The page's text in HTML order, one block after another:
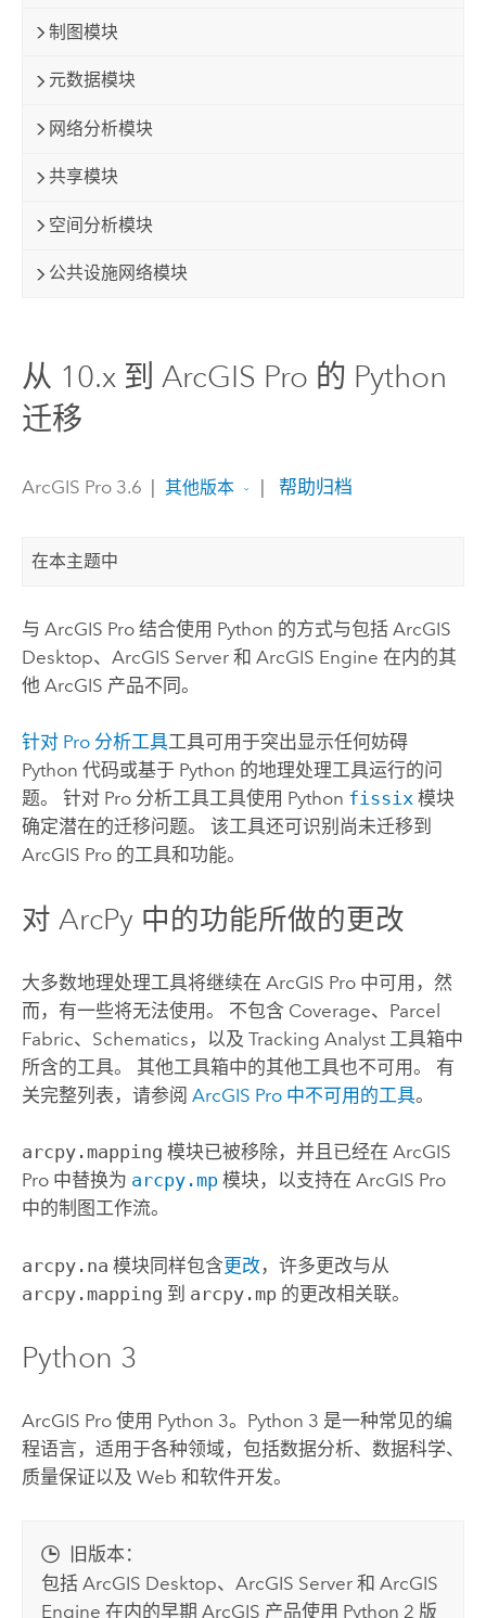
制图模块
元数据模块
网络分析模块
共享模块
空间分析模块
公共设施网络模块
从 10.x 到 ArcGIS Pro 的 Python
迁移
ArcGIS Pro 3.6 其他版本 帮助归档
在本主题中
与 ArcGIS Pro结合使用 Python 的方式与包括 ArcGIS
Desktop、 ArcGIS Server和 ArcGIS Engine 在内的其
他 ArcGIS 产品不同。
针对 Pro 分析工具工具可用于突出显示任何妨碍
Python 代码或基于 Python 的地理处理工具运行的问
题。 针对 Pro 分析工具工具使用 Python fissix模块
确定潜在的迁移问题。 该工具还可识别尚未迁移到
ArcGIS Pro的工具和功能。
对 ArcPy 中的功能所做的更改
大多数地理处理工具将继续在 ArcGIS Pro中可用，然
而，有一些将无法使用。 不包含 Coverage、Parcel
Fabric、Schematics，以及 Tracking Analyst 工具箱中
所含的工具。 其他工具箱中的其他工具也不可用。 有
关完整列表，请参阅 ArcGIS Pro中不可用的工具。
arcpy.mapping 模块已被移除，并且已经在 ArcGIS
Pro中替换为 arcpy.mp模块，以支持在 ArcGIS Pro
中的制图工作流。
arcpy.na 模块同样包含更改，许多更改与从
arcpy.mapping 到 arcpy.mp的更改相关联。
Python 3
ArcGIS Pro使用 Python 3。 Python 3 是一种常见的编
程语言，适用于各种领域，包括数据分析、数据科学、
质量保证以及 Web 和软件开发。
旧版本：
包括ArcGIS Desktop、ArcGIS Server 和ArcGIS
Engine 在内的早期 ArcGIS 产品使用 Python 2 版